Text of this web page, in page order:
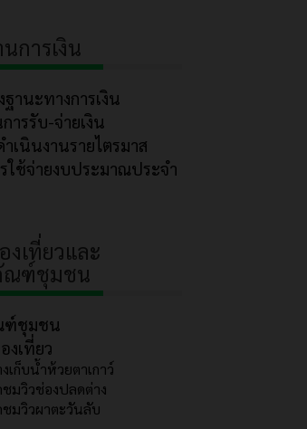
การเงิน
ฐานะทางการเงิน
ารรับ-จ่ายเงิน
ำเนินงานรายไตรมาส
ใช้จ่ายงบประมาณประจำ
งเที่ยวและ
ณฑ์ชุมชน
ฑ์ชุมชน
งเที่ยว
เก็บน้ำห้วยตาเกาว์
มวิวช่องปลดต่าง
ชมวิวผาตะวันลับ